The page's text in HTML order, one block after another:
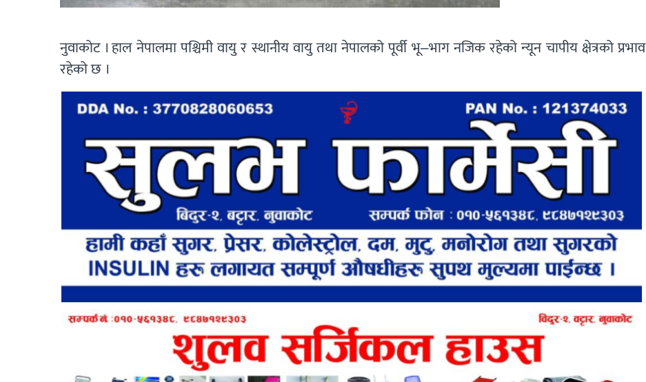
नुवाकोट । हाल नेपालमा पश्चिमी वायु र स्थानीय वायु तथा नेपालको पूर्वी भू–भाग नजिक रहेको न्यून चापीय क्षेत्रको प्रभाव
रहेको छ ।